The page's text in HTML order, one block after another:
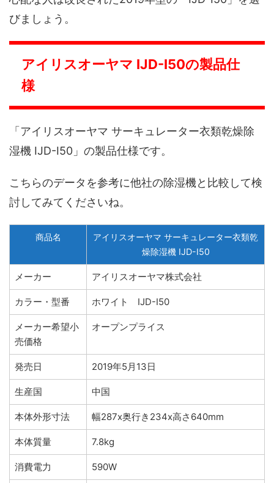
びましょう。
アイリスオーヤマ IJD-I50の製品仕
様
「アイリスオーヤマ サーキュレーター衣類乾燥除
湿機 IJD-I50」の製品仕様です。
こちらのデータを参考に他社の除湿機と比較して検
討してみてくださいね。
商品名
アイリスオーヤマ サーキュレーター衣類乾
燥除湿機 IJD-I50
メーカー アイリスオーヤマ株式会社
カラー・型番 ホワイト IJD-I50
メーカー希望小
売価格
オープンプライス
発売日 2019年5月13日
生産国 中国
本体外形寸法 幅287x奥行き234x高さ640mm
本体質量 7.8kg
消費電力 590W